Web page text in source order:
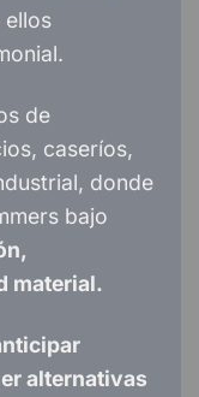
de
caseríos,
donde
bajo
material.
alternativas